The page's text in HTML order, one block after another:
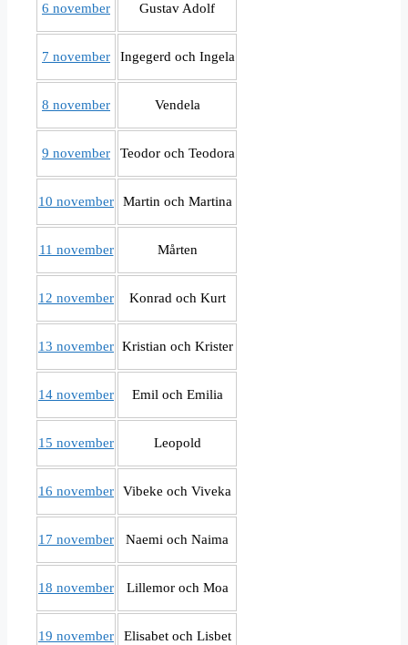
6 november Gustav Adolf
7 november Ingegerd och Ingela
8 november Vendela
9 november Teodor och Teodora
10 november Martin och Martina
11 november Mårten
12 november Konrad och Kurt
13 november Kristian och Krister
14 november Emil och Emilia
15 november Leopold
16 november Vibeke och Viveka
17 november Naemi och Naima
18 november Lillemor och Moa
19 november Elisabet och Lisbet